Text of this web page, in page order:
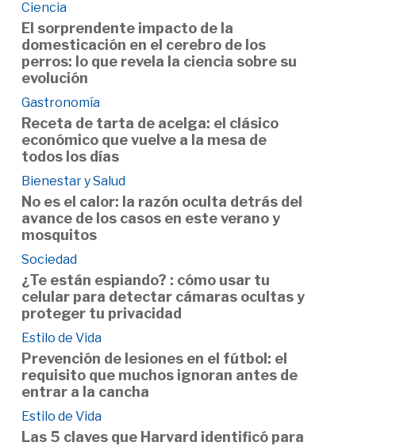
Ciencia
El sorprendente impacto de la
domesticación en el cerebro de los
perros: lo que revela la ciencia sobre su
evolución
Gastronomía
Receta de tarta de acelga: el clásico
económico que vuelve a la mesa de
todos los días
Bienestar y Salud
No es el calor: la razón oculta detrás del
avance de los casos en este verano y
mosquitos
Sociedad
¿Te están espiando? : cómo usar tu
celular para detectar cámaras ocultas y
proteger tu privacidad
Estilo de Vida
Prevención de lesiones en el fútbol: el
requisito que muchos ignoran antes de
entrar a la cancha
Estilo de Vida
Las 5 claves que Harvard identificó para